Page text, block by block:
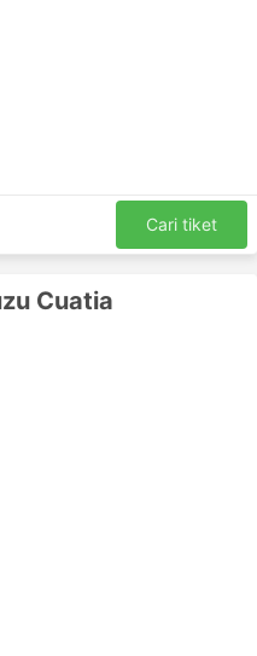
Cari tiket
Cuatia